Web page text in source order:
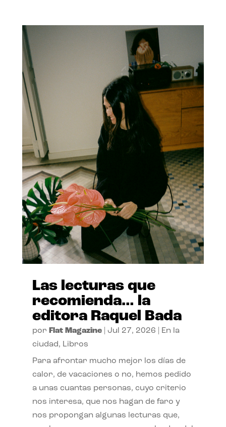
Las lecturas que
recomienda… la
editora Raquel Bada
por Flat Magazine| Jul 27, 2026
En la
ciudad, Libros
Para afrontar mucho mejor los días de
calor, de vacaciones o no, hemos pedido
a unas cuantas personas, cuyo criterio
nos interesa, que nos hagan de faro y
nos propongan algunas lecturas que,